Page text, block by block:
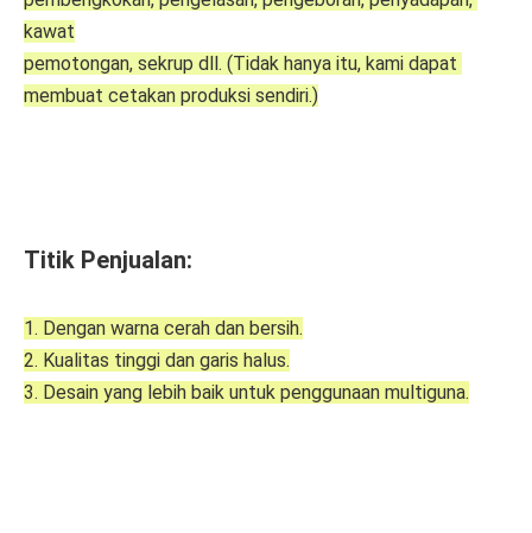
kawat
pemotongan, sekrup dll. (Tidak hanya itu, kami dapat
membuat cetakan produksi sendiri.)
Titik Penjualan:
1. Dengan warna cerah dan bersih.
2. Kualitas tinggi dan garis halus.
3. Desain yang lebih baik untuk penggunaan multiguna.